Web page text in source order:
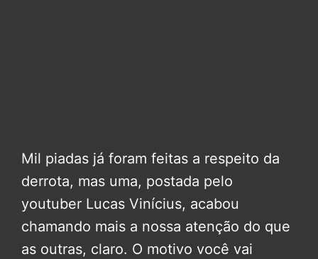
Mil piadas já foram feitas a respeito da
derrota, mas uma, postada pelo
youtuber Lucas Vinícius, acabou
chamando mais a nossa atenção do que
as outras, claro. O motivo você vai